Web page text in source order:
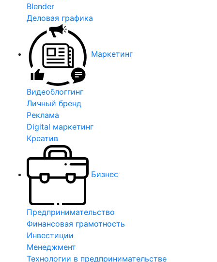
Blender
Деловая графика
Маркетинг
Видеоблоггинг
Личный бренд
Реклама
Digital маркетинг
Креатив
Бизнес
Предпринимательство
Финансовая грамотность
Инвестиции
Менеджмент
Технологии в предпринимательстве